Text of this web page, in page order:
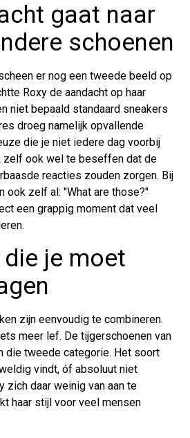
gaat naar
schoenen
er nog een tweede beeld op
Roxy de aandacht op haar
niet bepaald standaard sneakers
droeg namelijk opvallende
die je niet iedere dag voorbij
zelf ook wel te beseffen dat de
reacties zouden zorgen. Bij
ook zelf al: "What are those?"
een grappig moment dat veel
je moet
zijn eenvoudig te combineren.
meer lef. De tijgerschoenen van
die tweede categorie. Het soort
vindt, óf absoluut niet
zich daar weinig van aan te
haar stijl voor veel mensen